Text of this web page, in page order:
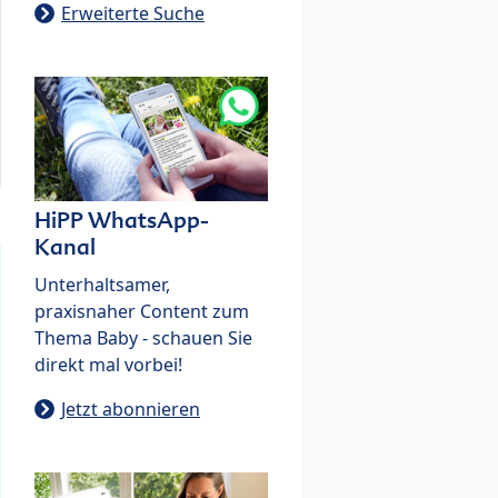
Erweiterte Suche
HiPP WhatsApp-
Kanal
Unterhaltsamer,
praxisnaher Content zum
Thema Baby - schauen Sie
direkt mal vorbei!
Jetzt abonnieren